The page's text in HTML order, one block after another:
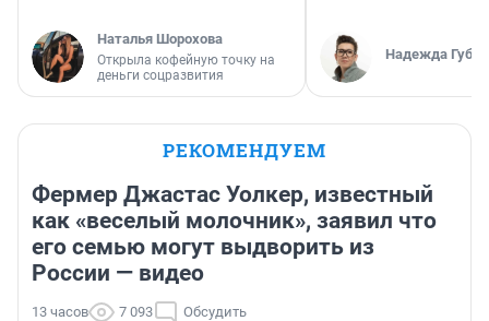
Наталья Шорохова
Открыла кофейную точку на
деньги соцразвития
Надежда
РЕКОМЕНДУЕМ
Фермер Джастас Уолкер, известный
как «веселый молочник», заявил что
его семью могут выдворить из
России — видео
13 часов 7 093 Обсудить